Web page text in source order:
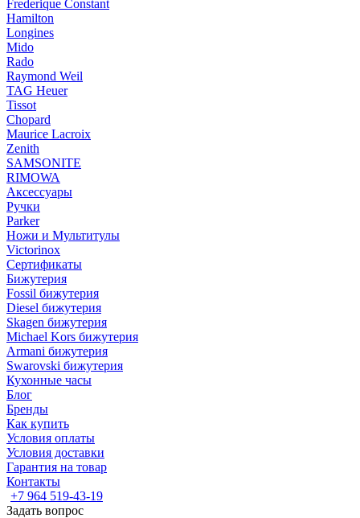
Frederique Constant
Hamilton
Longines
Mido
Rado
Raymond Weil
TAG Heuer
Tissot
Chopard
Maurice Lacroix
Zenith
SAMSONITE
RIMOWA
Аксессуары
Ручки
Parker
Ножи и Мультитулы
Victorinox
Сертификаты
Бижутерия
Fossil бижутерия
Diesel бижутерия
Skagen бижутерия
Michael Kors бижутерия
Armani бижутерия
Swarovski бижутерия
Кухонные часы
Блог
Бренды
Как купить
Условия оплаты
Условия доставки
Гарантия на товар
Контакты
+7 964 519-43-19
Задать вопрос